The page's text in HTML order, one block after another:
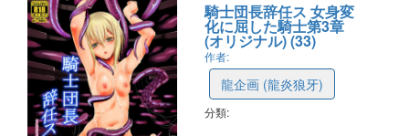
騎士団長辞任ス 女身変
化に屈した騎士第3章
(オリジナル) (33)
作者:
龍企画 (龍炎狼牙)
分類: